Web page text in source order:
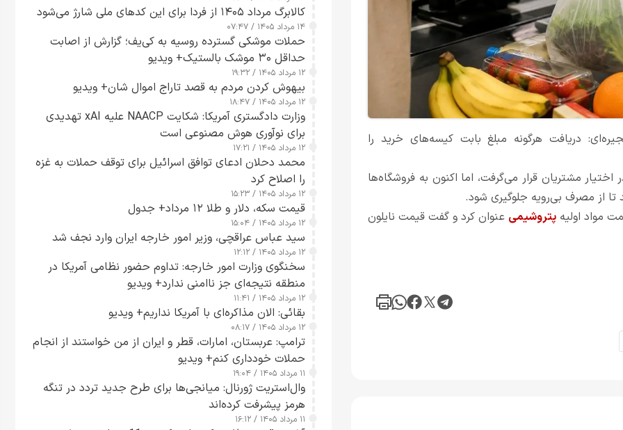
دریافت هرگونه مبلغ بابت کیسه‌های خرید را
مشتریان قرار می‌گرفت، اما اکنون به فروشگاه‌ها
از مصرف بی‌رویه جلوگیری شود.
مواد اولیه پتروشیمی عنوان کرد و گفت قیمت نایلون
کالابرگ مرداد ۱۴۰۵ از فردا برای این کدهای ملی شارژ می‌شود
۱۴ مرداد ۱۴۰۵ / ۰۷:۴۷
حملات موشکی گسترده روسیه به کی‌یف؛ گزارش از اصابت
حداقل ۳۰ موشک بالستیک+ ویدیو
۱۲ مرداد ۱۴۰۵ / ۱۹:۳۲
بیهوش کردن مردم به قصد تاراج اموال شان+ ویدیو
۱۲ مرداد ۱۴۰۵ / ۱۸:۴۷
وزارت دادگستری آمریکا: شکایت NAACP علیه xAI تهدیدی
برای نوآوری هوش مصنوعی است
۱۲ مرداد ۱۴۰۵ / ۱۷:۲۱
محمد دحلان ادعای توافق اسرائیل برای توقف حملات به غزه
را اصلاح کرد
۱۲ مرداد ۱۴۰۵ / ۱۵:۲۳
قیمت سکه، دلار و طلا ۱۲ مرداد+ جدول
۱۲ مرداد ۱۴۰۵ / ۱۵:۰۴
سید عباس عراقچی، وزیر امور خارجه ایران وارد نجف شد
۱۲ مرداد ۱۴۰۵ / ۱۲:۱۲
سخنگوی وزارت امور خارجه: تداوم حضور نظامی آمریکا در
منطقه نتیجه‌ای جز ناامنی ندارد+ ویدیو
۱۲ مرداد ۱۴۰۵ / ۱۱:۴۱
بقائی: الان مذاکره‌ای با آمریکا نداریم+ ویدیو
۱۲ مرداد ۱۴۰۵ / ۰۸:۱۷
ترامپ: عربستان، امارات، قطر و ایران از من خواستند از انجام
حملات خودداری کنم+ ویدیو
۱۱ مرداد ۱۴۰۵ / ۱۹:۰۴
وال‌استریت ژورنال: میانجی‌ها برای طرح جدید تردد در تنگه
هرمز پیشرفت کرده‌اند
۱۱ مرداد ۱۴۰۵ / ۱۶:۱۲